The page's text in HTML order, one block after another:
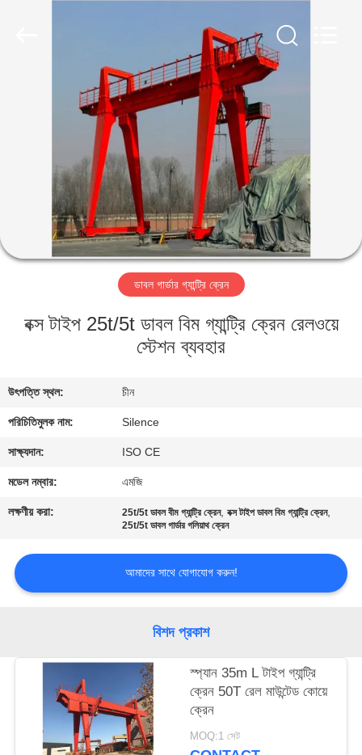
আমাদের
সম্পর্কে
কারখানা
যোগাযোগ
করুন
উদ্ধৃতির
আবেদন
PRIVACY
POLICY
ডাবল গার্ডার গ্যান্ট্রি ক্রেন
বক্স টাইপ 25t/5t ডাবল বিম গ্যান্ট্রি ক্রেন রেলওয়ে
স্টেশন ব্যবহার
উৎপত্তি স্থল: চীন
পরিচিতিমুলক নাম: Silence
সাক্ষ্যদান: ISO CE
মডেল নম্বার: এমজি
লক্ষণীয় করা: 25t/5t ডাবল বীম গ্যান্ট্রি ক্রেন,বক্স টাইপ ডাবল বিম গ্যান্ট্রি ক্রেন,
25t/5t ডাবল গার্ডার গলিয়াথ ক্রেন
আমাদের সাথে যোগাযোগ করুন!
বিশদ প্রকাশ
স্প্যান 35m L টাইপ গ্যান্ট্রি
ক্রেন 50T রেল মাউন্টেড কোয়ে
ক্রেন
MOQ:1 সেট